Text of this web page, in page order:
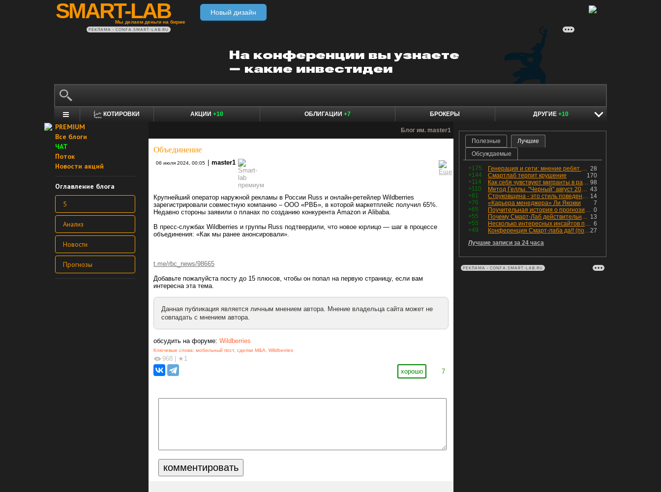
SMART-LAB
Мы делаем деньги на бирже
Новый дизайн
РЕКЛАМА • CONFA.SMART-LAB.RU
КОТИРОВКИ АКЦИИ +10 ОБЛИГАЦИИ +7 БРОКЕРЫ ДРУГИЕ +10
PREMIUM
Все блоги
ЧАТ
Поток
Новости акций
Оглавление блога
5
Анализ
Новости
Прогнозы
Блог им. master1
Объединение
06 июля 2024, 00:05 master1
Крупнейший оператор наружной рекламы в России Russ и онлайн-ретейлер Wildberries
зарегистрировали совместную компанию – ООО «РВБ», в которой маркетплейс получил 65%.
Недавно стороны заявили о планах по созданию конкурента Amazon и Alibaba.
В пресс-службах Wildberries и группы Russ подтвердили, что новое юрлицо — шаг в процессе
объединения: «Как мы ранее анонсировали».
t.me/rbc_news/98665
Добавьте пожалуйста посту до 15 плюсов, чтобы он попал на первую страницу, если вам
интересна эта тема.
Данная публикация является личным мнением автора. Мнение владельца сайта может не
совпадать с мнением автора.
обсудить на форуме: Wildberries
Ключевые слова: мобильный пост, сделки M&A, Wildberries
968
★1
хорошо
7
Полезные
Лучшие
Обсуждаемые
+175 28
Генерация и сети: мнение ребят из индустрии
+144
170
Смартлаб терпит крушение
+114
98
Как себя чувствуют мигранты в раю, в который они так стремились
+110
43
Метод Геллы. "Черный" август 2026 - быть или не быть?
+81
14
Струковщина - это стиль поведения, известный всем в секторе золотодобычи.
+76
7
«Карьера менеджера» Ли Якокки
+65
0
Поучительная история о прогнозировании
+55
13
Почему Смарт-Лаб действительно протух
+55
6
Несколько интересных инсайтов по "Озону"
+49
27
Конференция Смарт-лаба да!! (пост 218, 12+)
Лучшие записи за 24 часа
РЕКЛАМА • CONFA.SMART-LAB.RU